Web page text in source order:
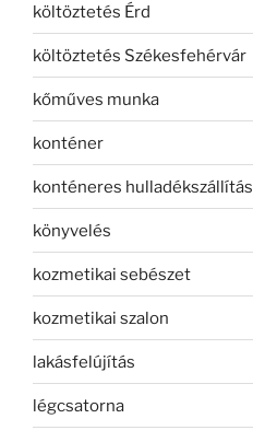
költöztetés Érd
költöztetés Székesfehérvár
kőműves munka
konténer
konténeres hulladékszállítás
könyvelés
kozmetikai sebészet
kozmetikai szalon
lakásfelújítás
légcsatorna